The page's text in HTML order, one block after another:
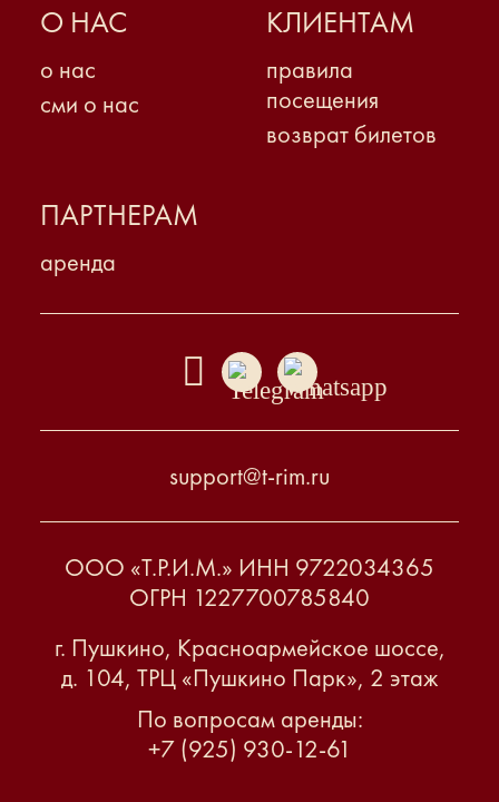
О НАС
о нас
сми о нас
КЛИЕНТАМ
правила
посещения
возврат билетов
ПАРТНЕРАМ
аренда
support@t-rim.ru
ООО «Т.Р.И.М.» ИНН 9722034365
ОГРН 1227700785840
г. Пушкино, Красноармейское шоссе,
д. 104, ТРЦ «Пушкино Парк», 2 этаж
По вопросам аренды:
+7 (925) 930-12-61